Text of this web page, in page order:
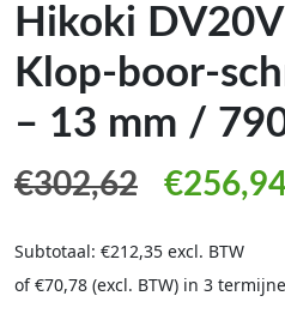
Hikoki
Klop-boor-
– 13 mm /
€302,62 €
Subtotaal: €212,35 excl. BTW
of €70,78 (excl. BTW) in 3